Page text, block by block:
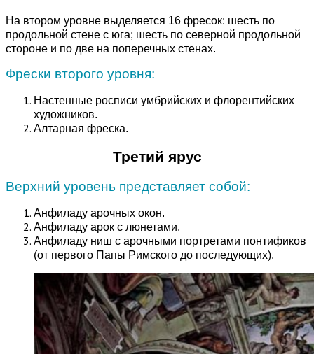
На втором уровне выделяется 16 фресок: шесть по
продольной стене с юга; шесть по северной продольной
стороне и по две на поперечных стенах.
Фрески второго уровня:
Настенные росписи умбрийских и флорентийских
художников.
Алтарная фреска.
Третий ярус
Верхний уровень представляет собой:
Анфиладу арочных окон.
Анфиладу арок с люнетами.
Анфиладу ниш с арочными портретами понтификов
(от первого Папы Римского до последующих).